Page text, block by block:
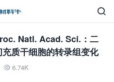

Natl. Acad. Sci.：二
质干细胞的转录组变化
 6.74K